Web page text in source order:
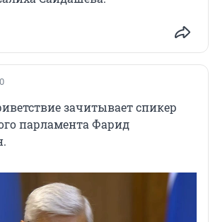
зачитывает спикер
парламента Фарид